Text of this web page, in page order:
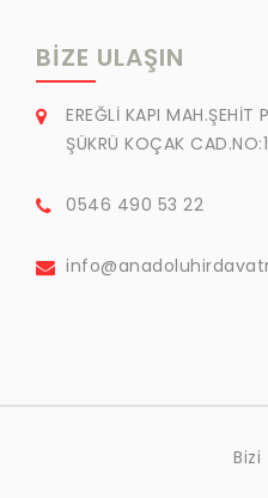
BIZE ULAŞIN
EREĞLİ KAPI MAH.ŞEHİT
ŞÜKRÜ KOÇAK
0546 490 53 22
Bizi